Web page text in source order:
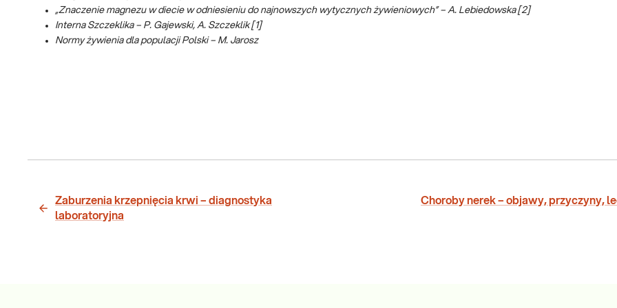
„Znaczenie magnezu w diecie w odniesieniu do najnowszych wytycznych żywieniowych” – A. Lebiedowska [2]
Interna Szczeklika – P. Gajewski, A. Szczeklik [1]
Normy żywienia dla populacji Polski – M. Jarosz
Zaburzenia krzepnięcia krwi – diagnostyka
laboratoryjna
Choroby nerek – objawy, przyczyny,